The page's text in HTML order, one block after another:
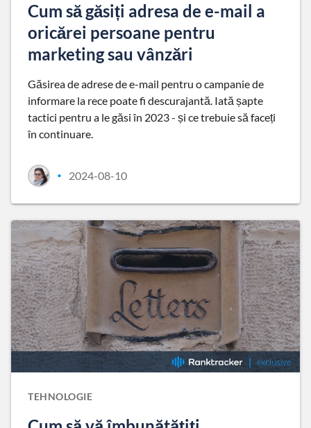
Cum să găsiți adresa de e-mail a
oricărei persoane pentru
marketing sau vânzări
Găsirea de adrese de e-mail pentru o campanie de
informare la rece poate fi descurajantă. Iată șapte
tactici pentru a le găsi în 2023 - și ce trebuie să faceți
în continuare.
• 2024-08-10
TEHNOLOGIE